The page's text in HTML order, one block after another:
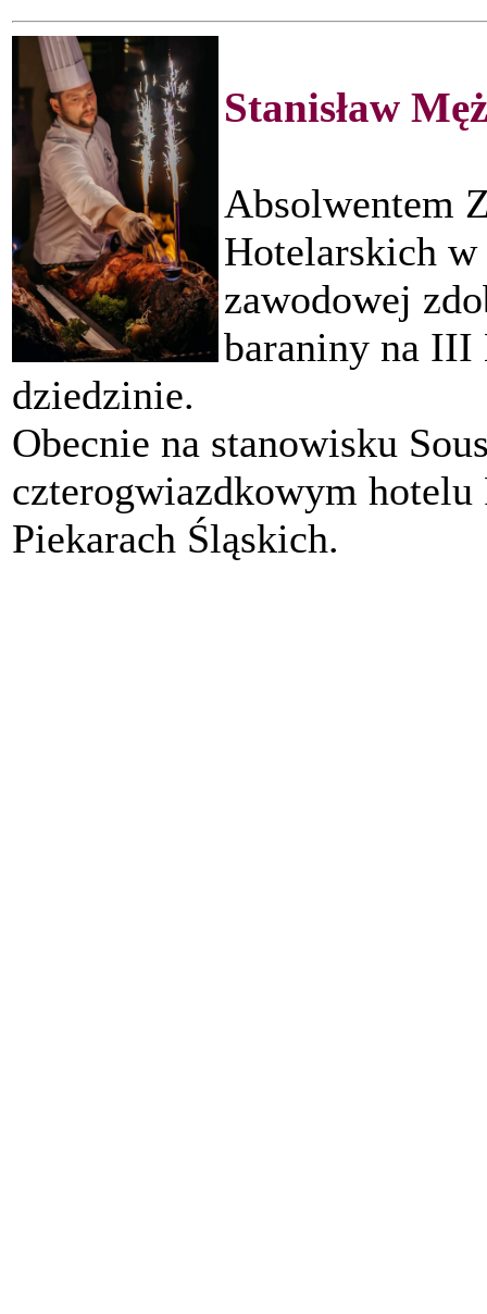
Stanisław
Absolwentem
Hotelarskich
zawodowej
baraniny na III
dziedzinie.
Obecnie na stanowisku
czterogwiazdkowym
Piekarach Śląskich.